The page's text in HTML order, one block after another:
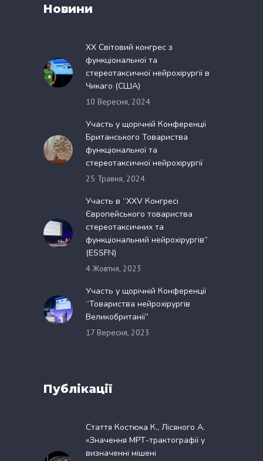
Новини
XX Світовий конгрес з
функціональної та
стереотаксичної нейрохірургії в
Чикаго (США)
10 Вересня, 2024
Участь у щорічній Конференції
Британського Товариства
функціональної та
стереотаксичної нейрохірургії
25 Травня, 2024
Участь в “XXV Конгресі
Європейського товариства
стереотаксичних та
функціональний нейрохірургів”
(ESSFN)
4 Жовтня, 2023
Участь у щорічній Конференції
“Товариства нейрохірургів
Великобританії”
17 Вересня, 2023
Публікації
Стаття Костюка К., Лісяного А.
«Значення МРТ-трактографії у
визначенні мішені